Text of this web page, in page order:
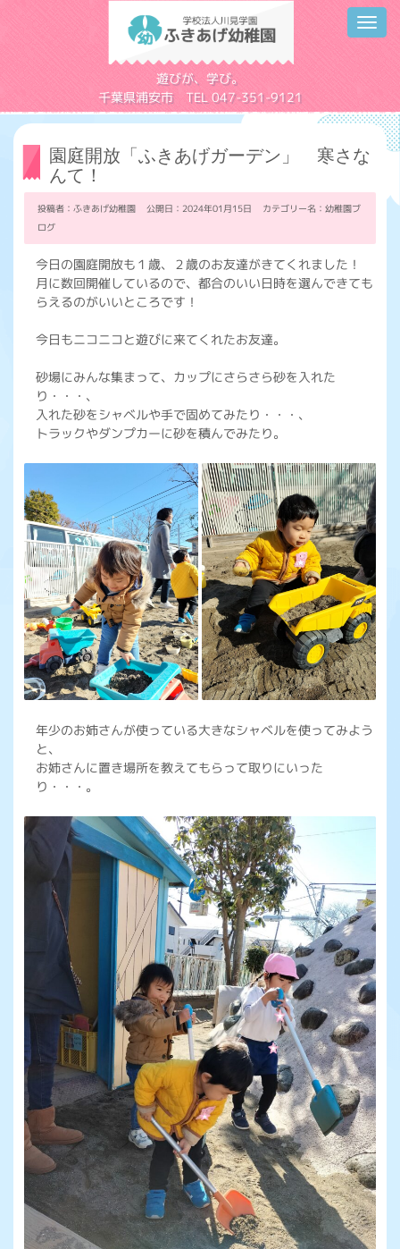
遊びが、学び。
千葉県浦安市 TEL 047-351-9121
園庭開放「ふきあげガーデン」 寒さな
んて！
投稿者：ふきあげ幼稚園 公開日：2024年01月15日 カテゴリー名： 幼稚園ブ
ログ
今日の園庭開放も１歳、２歳のお友達がきてくれました！
月に数回開催しているので、都合のいい日時を選んできても
らえるのがいいところです！
今日もニコニコと遊びに来てくれたお友達。
砂場にみんな集まって、カップにさらさら砂を入れた
り・・・、
入れた砂をシャベルや手で固めてみたり・・・、
トラックやダンプカーに砂を積んでみたり。
年少のお姉さんが使っている大きなシャベルを使ってみよう
と、
お姉さんに置き場所を教えてもらって取りにいった
り・・・。